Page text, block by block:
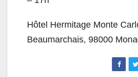
Hôtel Hermitage Monte
Beaumarchais, 98000